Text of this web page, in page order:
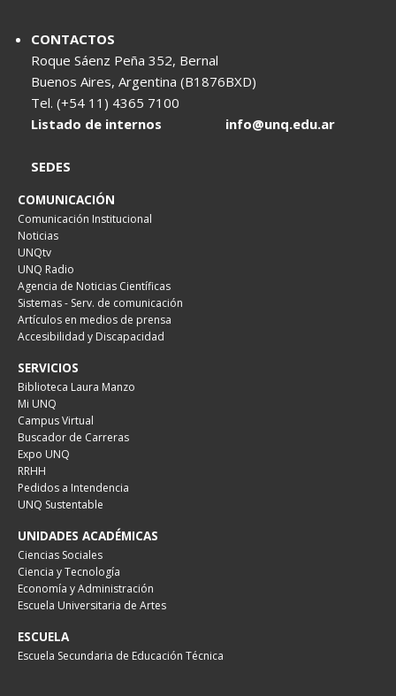
CONTACTOS
Roque Sáenz Peña 352, Bernal
Buenos Aires, Argentina (B1876BXD)
Tel. (+54 11) 4365 7100
Listado de internos
info@unq.edu.ar
SEDES
COMUNICACIÓN
Comunicación Institucional
Noticias
UNQtv
UNQ Radio
Agencia de Noticias Científicas
Sistemas - Serv. de comunicación
Artículos en medios de prensa
Accesibilidad y Discapacidad
SERVICIOS
Biblioteca Laura Manzo
Mi UNQ
Campus Virtual
Buscador de Carreras
Expo UNQ
RRHH
Pedidos a Intendencia
UNQ Sustentable
UNIDADES ACADÉMICAS
Ciencias Sociales
Ciencia y Tecnología
Economía y Administración
Escuela Universitaria de Artes
ESCUELA
Escuela Secundaria de Educación Técnica